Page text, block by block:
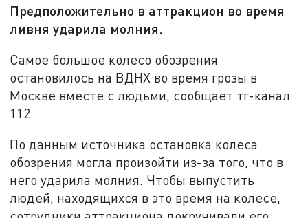
Предположительно в аттракцион во время
ливня ударила молния.
Самое большое колесо обозрения
остановилось на ВДНХ во время грозы в
Москве вместе с людьми, сообщает тг-канал
112.
По данным источника остановка колеса
обозрения могла произойти из-за того, что в
него ударила молния. Чтобы выпустить
людей, находящихся в это время на колесе,